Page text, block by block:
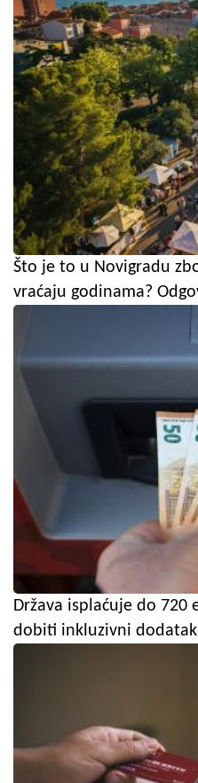
Što je to u Novigradu
vraćaju godinama?
Država isplaćuje do 720
dobiti inkluzivni dodatak